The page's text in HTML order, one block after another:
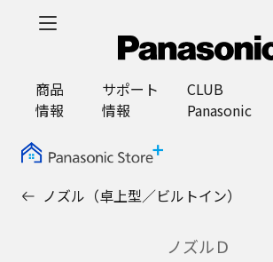
商品
情報
サポート
情報
CLUB
Panasonic
ノズル（卓上型／ビルトイン）
ノズルＤ